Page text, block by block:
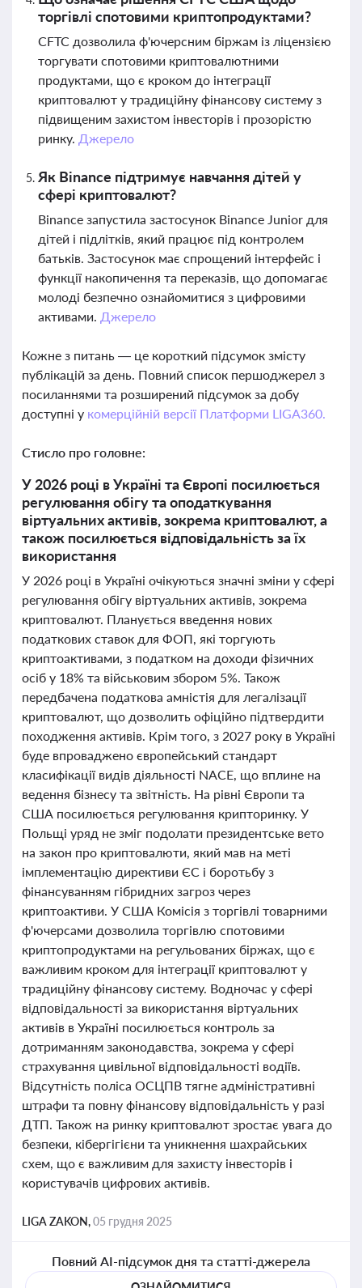
торгівлі спотовими криптопродуктами?
CFTC дозволила ф'ючерсним біржам із ліцензією
торгувати спотовими криптовалютними
продуктами, що є кроком до інтеграції
криптовалют у традиційну фінансову систему з
підвищеним захистом інвесторів і прозорістю
ринку. Джерело
Як Binance підтримує навчання дітей у
сфері криптовалют?
Binance запустила застосунок Binance Junior для
дітей і підлітків, який працює під контролем
батьків. Застосунок має спрощений інтерфейс і
функції накопичення та переказів, що допомагає
молоді безпечно ознайомитися з цифровими
активами. Джерело
Кожне з питань — це короткий підсумок змісту
публікацій за день. Повний список першоджерел з
посиланнями та розширений підсумок за добу
доступні у комерційній версії Платформи LIGA360.
Стисло про головне:
У 2026 році в Україні та Європі посилюється
регулювання обігу та оподаткування
віртуальних активів, зокрема криптовалют, а
також посилюється відповідальність за їх
використання
У 2026 році в Україні очікуються значні зміни у сфері
регулювання обігу віртуальних активів, зокрема
криптовалют. Планується введення нових
податкових ставок для ФОП, які торгують
криптоактивами, з податком на доходи фізичних
осіб у 18% та військовим збором 5%. Також
передбачена податкова амністія для легалізації
криптовалют, що дозволить офіційно підтвердити
походження активів. Крім того, з 2027 року в Україні
буде впроваджено європейський стандарт
класифікації видів діяльності NACE, що вплине на
ведення бізнесу та звітність. На рівні Європи та
США посилюється регулювання крипторинку. У
Польщі уряд не зміг подолати президентське вето
на закон про криптовалюти, який мав на меті
імплементацію директиви ЄС і боротьбу з
фінансуванням гібридних загроз через
криптоактиви. У США Комісія з торгівлі товарними
ф'ючерсами дозволила торгівлю спотовими
криптопродуктами на регульованих біржах, що є
важливим кроком для інтеграції криптовалют у
традиційну фінансову систему. Водночас у сфері
відповідальності за використання віртуальних
активів в Україні посилюється контроль за
дотриманням законодавства, зокрема у сфері
страхування цивільної відповідальності водіїв.
Відсутність поліса ОСЦПВ тягне адміністративні
штрафи та повну фінансову відповідальність у разі
ДТП. Також на ринку криптовалют зростає увага до
безпеки, кібергігієни та уникнення шахрайських
схем, що є важливим для захисту інвесторів і
користувачів цифрових активів.
LIGA ZAKON,05 грудня 2025
Повний AI-підсумок дня та статті-джерела